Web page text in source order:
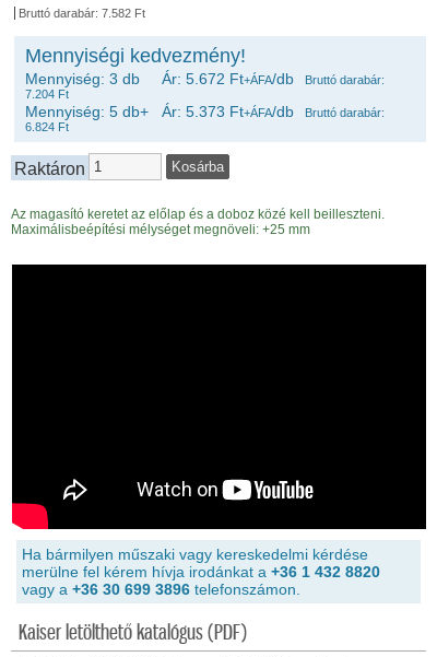
Kaiser letölthető katalógus (PDF)
Bruttó darabár: 7.582 Ft
Mennyiségi kedvezmény!
Mennyiség: 3 db Ár: 5.672 Ft+ÁFA/db
Bruttó darabár:
7.204 Ft
Mennyiség: 5 db+ Ár: 5.373 Ft+ÁFA/db
Bruttó darabár:
6.824 Ft
Raktáron
Az magasító keretet az előlap és a doboz közé kell beilleszteni.
Maximálisbeépítési mélységet megnöveli: +25 mm
Ha bármilyen műszaki vagy kereskedelmi kérdése
merülne fel kérem hívja irodánkat a +36 1 432 8820
vagy a +36 30 699 3896 telefonszámon.